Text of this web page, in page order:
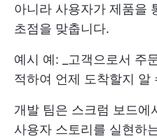
아니라 사용자가 제품을
초점을 맞춥니다.
예시 예: _고객으로서 주
적하여 언제 도착할지 알
개발 팀은 스크럼 보드에
사용자 스토리를 실현하